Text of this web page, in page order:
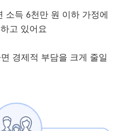
소득 6천만 원 이하 가정에
고 있어요
경제적 부담을 크게 줄일